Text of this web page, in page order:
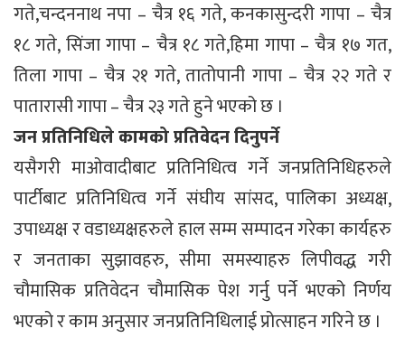
गते,चन्दननाथ नपा – चैत्र १६ गते, कनकासुन्दरी गापा – चैत्र
१८ गते, सिंजा गापा – चैत्र १८ गते,हिमा गापा – चैत्र १७ गत,
तिला गापा – चैत्र २१ गते, तातोपानी गापा – चैत्र २२ गते र
पातारासी गापा – चैत्र २३ गते हुने भएको छ ।
जन प्रतिनिधिले कामको प्रतिवेदन दिनुपर्ने
यसैगरी माओवादीबाट प्रतिनिधित्व गर्ने जनप्रतिनिधिहरुले
पार्टीबाट प्रतिनिधित्व गर्ने संघीय सांसद, पालिका अध्यक्ष,
उपाध्यक्ष र वडाध्यक्षहरुले हाल सम्म सम्पादन गरेका कार्यहरु
र जनताका सुझावहरु, सीमा समस्याहरु लिपीवद्ध गरी
चौमासिक प्रतिवेदन चौमासिक पेश गर्नु पर्ने भएको निर्णय
भएको र काम अनुसार जनप्रतिनिधिलाई प्रोत्साहन गरिने छ ।